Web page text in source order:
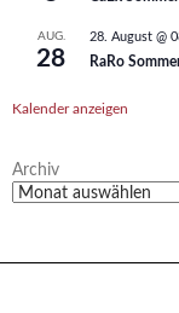
AUG.
28
28. August @
RaRo
Kalender anzeigen
Archiv